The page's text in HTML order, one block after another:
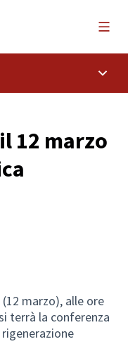
12 marzo
marzo), alle ore
terrà la conferenza
rigenerazione